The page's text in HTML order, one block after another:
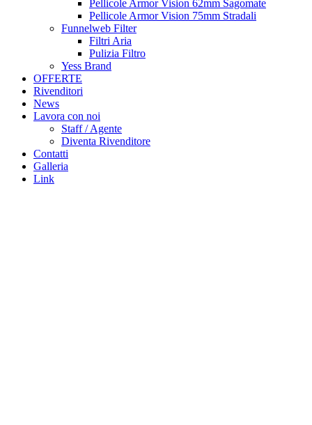
Pellicole Armor Vision 62mm Sagomate
Pellicole Armor Vision 75mm Stradali
Funnelweb Filter
Filtri Aria
Pulizia Filtro
Yess Brand
OFFERTE
Rivenditori
News
Lavora con noi
Staff / Agente
Diventa Rivenditore
Contatti
Galleria
Link